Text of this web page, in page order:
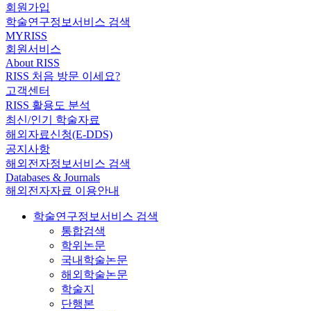
회원가입
학술연구정보서비스 검색
MYRISS
회원서비스
About RISS
RISS 처음 방문 이세요?
고객센터
RISS 활용도 분석
최신/인기 학술자료
해외자료신청(E-DDS)
공지사항
해외전자정보서비스 검색
Databases & Journals
해외전자자료 이용안내
학술연구정보서비스 검색
통합검색
학위논문
국내학술논문
해외학술논문
학술지
단행본